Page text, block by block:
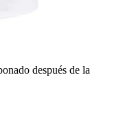
después de la